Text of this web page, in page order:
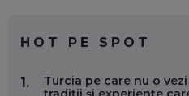
FOLOSEȘTI
HOT PE SPOT
1.
Turcia pe care nu o